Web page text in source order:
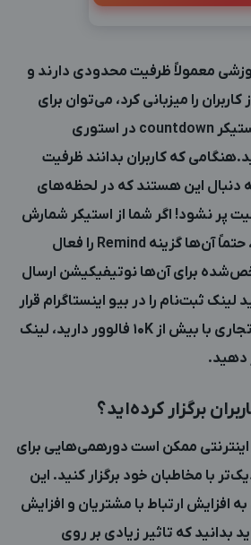
معمولاً ظرفیت محدودی دارند و
را میزبانی کرد، می‌توان برای
زمان شروع ثبت‌نام از استیکر countdown در استوری
که کاربران بدانند ظرفیت
دنبال این هستند که در لحظه‌های
پر نشود! اگر شما از استیکر شمارش
معکوس استفاده کنید، حتماً آن‌ها گزینه Remind را فعال
برای آن‌ها نوتیفیکیشن ارسال
ثبت‌نام را در بیو اینستاگرام قرار
دهید یا اگر یک صفحه تجاری با بیش از 10K فالوور دارید، لینک
دهید.
برگزار کرده‌اید؟
ممکن است دورهمی‌هایی برای
با مخاطبان خود برگزار کنید. این
افزایش ارتباط با مشتریان و افزایش
بدانید که تاثیر زیادی بر روی